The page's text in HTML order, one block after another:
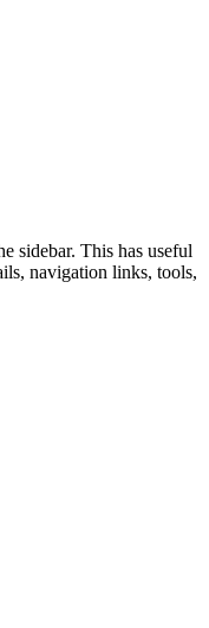
sidebar. This has useful
navigation links, tools,